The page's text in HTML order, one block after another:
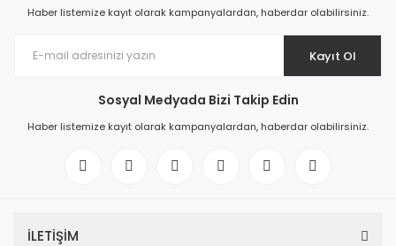
Haber listemize kayıt olarak kampanyalardan, haberdar olabilirsiniz.
Kayıt Ol
Sosyal Medyada Bizi Takip Edin
Haber listemize kayıt olarak kampanyalardan, haberdar olabilirsiniz.
İLETİŞİM